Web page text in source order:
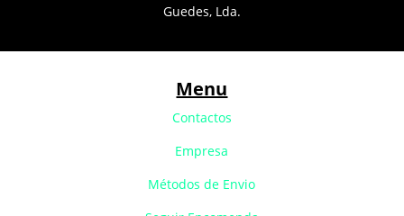
Guedes, Lda.
Menu
Contactos
Empresa
Métodos de Envio